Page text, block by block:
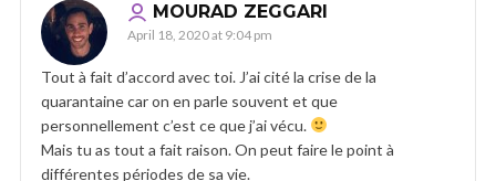
MOURAD ZEGGARI
April 18, 2020 at 9:04 pm
Tout à fait d’accord avec toi. J’ai cité la crise de la
quarantaine car on en parle souvent et que
personnellement c’est ce que j’ai vécu.
Mais tu as tout a fait raison. On peut faire le point à
différentes périodes de sa vie.